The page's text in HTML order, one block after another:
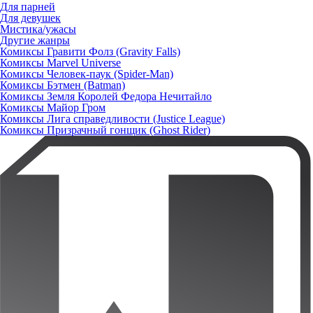
Для парней
Для девушек
Мистика/ужасы
Другие жанры
Комиксы Гравити Фолз (Gravity Falls)
Комиксы Marvel Universe
Комиксы Человек-паук (Spider-Man)
Комиксы Бэтмен (Batman)
Комиксы Земля Королей Федора Нечитайло
Комиксы Майор Гром
Комиксы Лига справедливости (Justice League)
Комиксы Призрачный гонщик (Ghost Rider)